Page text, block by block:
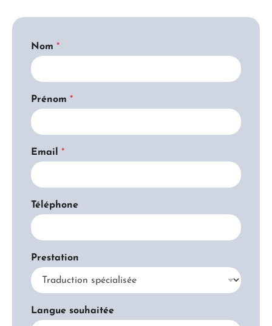
Nom *
Prénom *
Email *
Téléphone
Prestation
Langue souhaitée